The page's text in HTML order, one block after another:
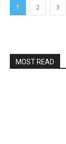
1 2 3
MOST READ